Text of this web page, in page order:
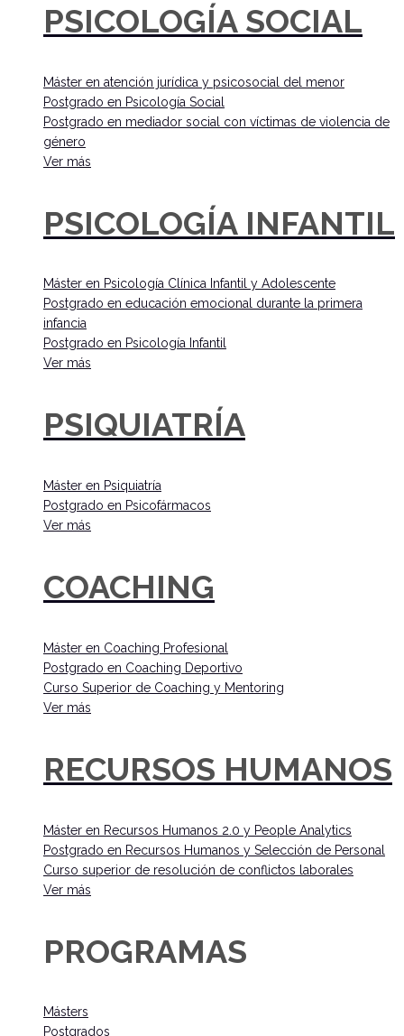
PSICOLOGÍA SOCIAL
Máster en atención jurídica y psicosocial del menor
Postgrado en Psicología Social
Postgrado en mediador social con víctimas de violencia de
género
Ver más
PSICOLOGÍA INFANTIL
Máster en Psicología Clínica Infantil y Adolescente
Postgrado en educación emocional durante la primera
infancia
Postgrado en Psicología Infantil
Ver más
PSIQUIATRÍA
Máster en Psiquiatría
Postgrado en Psicofármacos
Ver más
COACHING
Máster en Coaching Profesional
Postgrado en Coaching Deportivo
Curso Superior de Coaching y Mentoring
Ver más
RECURSOS HUMANOS
Máster en Recursos Humanos 2.0 y People Analytics
Postgrado en Recursos Humanos y Selección de Personal
Curso superior de resolución de conflictos laborales
Ver más
PROGRAMAS
Másters
Postgrados